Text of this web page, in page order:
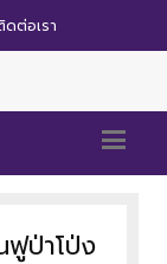
ดต่อเรา
ป่าโป่ง